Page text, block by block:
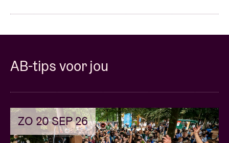
AB-tips voor jou
ZO 20 SEP 26